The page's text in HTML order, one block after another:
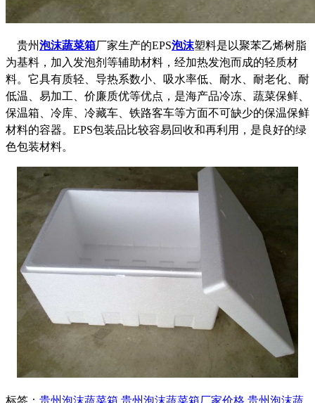
贵州泡沫蔬菜箱厂家生产的EPS泡沫塑料是以聚苯乙烯树脂
为基料，加入发泡剂等辅助材料，经加热发泡而成的轻质材
料。它具有质轻、导热系数小、吸水率低、耐水、耐老化、耐
低温、易加工、价廉质优等优点，是海产品冷冻、蔬菜保鲜、
保温箱、冷库、冷藏车、铁路客车等方面不可缺少的保温保鲜
材料的容器。EPS包装品比较容易回收和再利用，是良好的绿
色包装材料。